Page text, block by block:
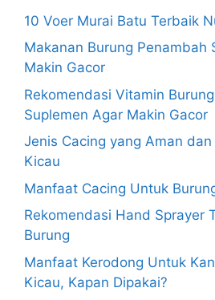
10 Voer Murai Batu Terbaik
Makanan Burung Penambah
Makin Gacor
Rekomendasi Vitamin
Suplemen Agar Makin Gacor
Jenis Cacing yang Aman
Kicau
Manfaat Cacing Untuk
Rekomendasi Hand Sprayer
Burung
Manfaat Kerodong Untuk
Kicau, Kapan Dipakai?